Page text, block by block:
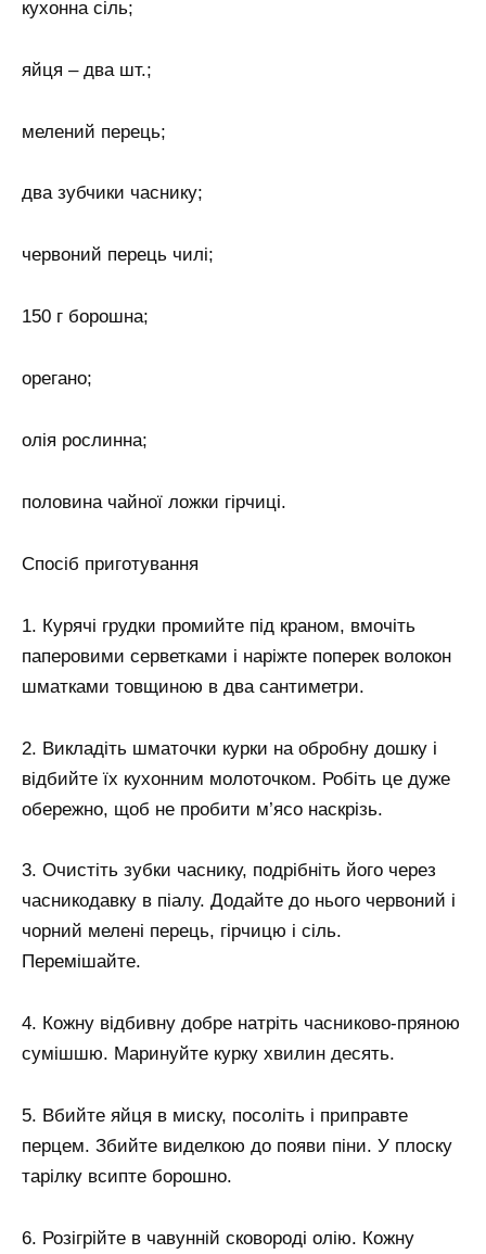
кухонна сіль;
яйця – два шт.;
мелений перець;
два зубчики часнику;
червоний перець чилі;
150 г борошна;
орегано;
олія рослинна;
половина чайної ложки гірчиці.
Спосіб приготування
1. Курячі грудки промийте під краном, вмочіть
паперовими серветками і наріжте поперек волокон
шматками товщиною в два сантиметри.
2. Викладіть шматочки курки на обробну дошку і
відбийте їх кухонним молоточком. Робіть це дуже
обережно, щоб не пробити м’ясо наскрізь.
3. Очистіть зубки часнику, подрібніть його через
часникодавку в піалу. Додайте до нього червоний і
чорний мелені перець, гірчицю і сіль.
Перемішайте.
4. Кожну відбивну добре натріть часниково-пряною
сумішшю. Маринуйте курку хвилин десять.
5. Вбийте яйця в миску, посоліть і приправте
перцем. Збийте виделкою до появи піни. У плоску
тарілку всипте борошно.
6. Розігрійте в чавунній сковороді олію. Кожну